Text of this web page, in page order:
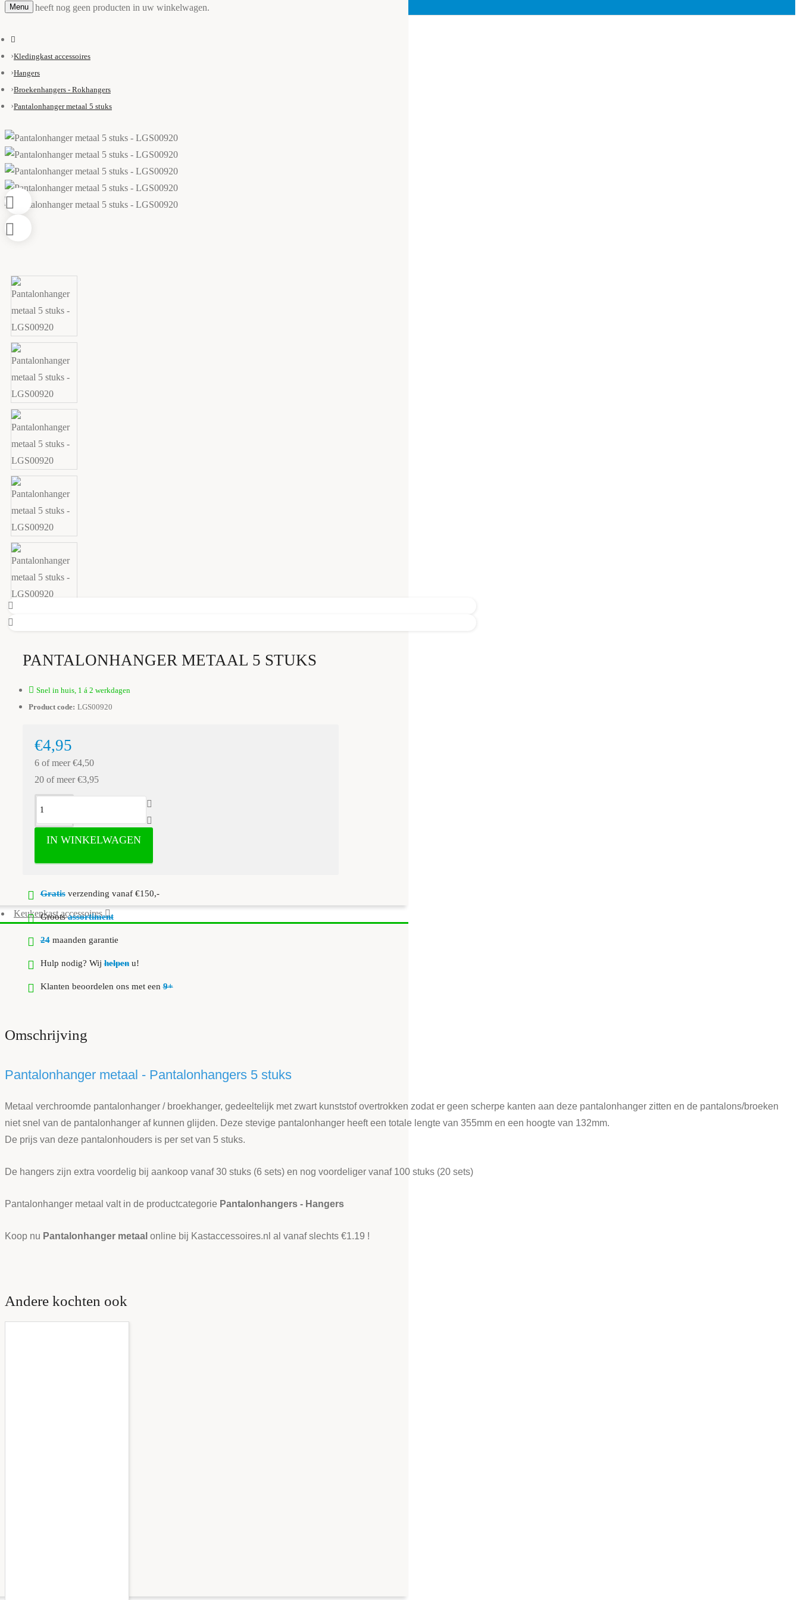
U heeft nog geen producten in uw winkelwagen.
Keukenkast accessoires
Menu
Kledingkast accessoires
Hangers
Broekenhangers - Rokhangers
Pantalonhanger metaal 5 stuks
PANTALONHANGER METAAL 5 STUKS
Snel in huis, 1 á 2 werkdagen
Product code: LGS00920
€4,95
6 of meer €4,50
20 of meer €3,95
IN WINKELWAGEN
Gratisverzending vanaf €150,-
Grootsassortiment
24maanden garantie
Hulp nodig? Wijhelpenu!
Klanten beoordelen ons met een9+
Omschrijving
Pantalonhanger metaal - Pantalonhangers 5 stuks
Metaal verchroomde pantalonhanger / broekhanger, gedeeltelijk met zwart kunststof overtrokken zodat er geen scherpe kanten aan deze pantalonhanger zitten en de pantalons/broeken
niet snel van de pantalonhanger af kunnen glijden. Deze stevige pantalonhanger heeft een totale lengte van 355mm en een hoogte van 132mm.
De prijs van deze pantalonhouders is per set van 5 stuks.
De hangers zijn extra voordelig bij aankoop vanaf30 stuks (6 sets) en nog voordeliger vanaf 100 stuks (20 sets)
Pantalonhanger metaal valt in de productcategorie Pantalonhangers - Hangers
Koop nu Pantalonhanger metaal online bij Kastaccessoires.nl al vanaf slechts €1.19 !
Andere kochten ook